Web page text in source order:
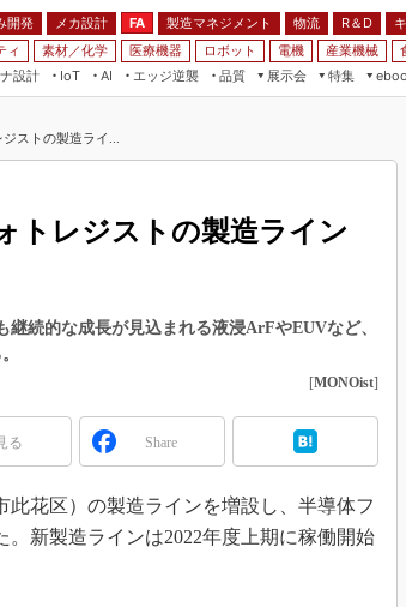
開発 メカ設計 FA 製造マネジメント 物流 R＆D
ィ 素材／化学 医療機器 ロボット 電機 産業機械
設計
IoT
AI
エッジ逆襲 品質
展示会
JIMTOF
IIFES
TECHNO-FRONTIER
スマート工場EXPO
EdgeTech+
AUTOMOTIVE WORLD
特集
つながるクルマ
組み込み画像技術
車載ソフト開発
ISO26262
無償設計ツール
3Dプリンタ
ストの製造ライ...
トレジストの製造ライン
続的な成長が見込まれる液浸ArFやEUVなど、
[MONOist]
る Share
花区）の製造ラインを増設し、半導体フ
新製造ラインは2022年度上期に稼働開始